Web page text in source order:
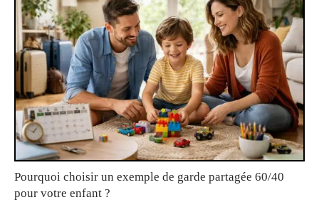
Pourquoi choisir un exemple de garde partagée 60/40
pour votre enfant ?